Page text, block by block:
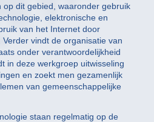
dit gebied, waaronder gebruik
elektronische en
van het Internet door
vindt de organisatie van
onder verantwoordelijkheid
in deze werkgroep uitwisseling
en zoekt men gezamenlijk
van gemeenschappelijke
staan regelmatig op de